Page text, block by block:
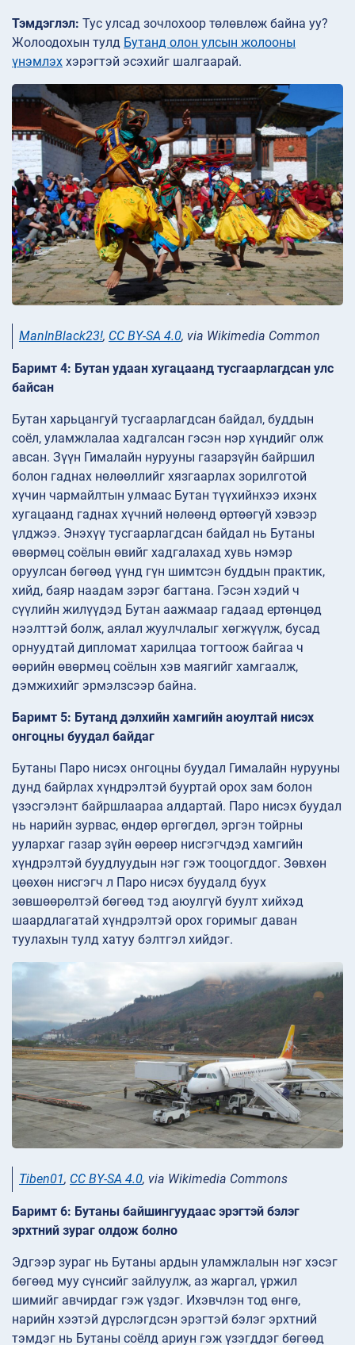
Тэмдэглэл: Тус улсад зочлохоор төлөвлөж байна уу?
Жолоодохын тулд Бутанд олон улсын жолооны
үнэмлэх хэрэгтэй эсэхийг шалгаарай.
ManInBlack23!, CC BY-SA 4.0, via Wikimedia Common
Баримт 4: Бутан удаан хугацаанд тусгаарлагдсан улс
байсан
Бутан харьцангуй тусгаарлагдсан байдал, буддын
соёл, уламжлалаа хадгалсан гэсэн нэр хүндийг олж
авсан. Зүүн Гималайн нурууны газарзүйн байршил
болон гаднах нөлөөллийг хязгаарлах зорилготой
хүчин чармайлтын улмаас Бутан түүхийнхээ ихэнх
хугацаанд гаднах хүчний нөлөөнд өртөөгүй хэвээр
үлджээ. Энэхүү тусгаарлагдсан байдал нь Бутаны
өвөрмөц соёлын өвийг хадгалахад хувь нэмэр
оруулсан бөгөөд үүнд гүн шимтсэн буддын практик,
хийд, баяр наадам зэрэг багтана. Гэсэн хэдий ч
сүүлийн жилүүдэд Бутан аажмаар гадаад ертөнцөд
нээлттэй болж, аялал жуулчлалыг хөгжүүлж, бусад
орнуудтай дипломат харилцаа тогтоож байгаа ч
өөрийн өвөрмөц соёлын хэв маягийг хамгаалж,
дэмжихийг эрмэлзсээр байна.
Баримт 5: Бутанд дэлхийн хамгийн аюултай нисэх
онгоцны буудал байдаг
Бутаны Паро нисэх онгоцны буудал Гималайн нурууны
дунд байрлах хүндрэлтэй бууртай орох зам болон
үзэсгэлэнт байршлаараа алдартай. Паро нисэх буудал
нь нарийн зурвас, өндөр өргөгдөл, эргэн тойрны
уулархаг газар зүйн өөрөөр нисгэгчдэд хамгийн
хүндрэлтэй буудлуудын нэг гэж тооцогддог. Зөвхөн
цөөхөн нисгэгч л Паро нисэх буудалд буух
зөвшөөрөлтэй бөгөөд тэд аюулгүй буулт хийхэд
шаардлагатай хүндрэлтэй орох горимыг даван
туулахын тулд хатуу бэлтгэл хийдэг.
Tiben01, CC BY-SA 4.0, via Wikimedia Commons
Баримт 6: Бутаны байшингуудаас эрэгтэй бэлэг
эрхтний зураг олдож болно
Эдгээр зураг нь Бутаны ардын уламжлалын нэг хэсэг
бөгөөд муу сүнсийг зайлуулж, аз жаргал, үржил
шимийг авчирдаг гэж үздэг. Ихэвчлэн тод өнгө,
нарийн хээтэй дүрслэгдсэн эрэгтэй бэлэг эрхтний
тэмдэг нь Бутаны соёлд ариун гэж үзэгддэг бөгөөд